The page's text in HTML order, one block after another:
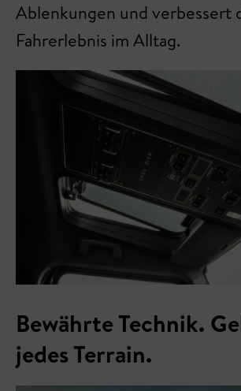
Ablenkungen und verbessert
Fahrerlebnis im Alltag.
Bewährte Technik.
jedes Terrain.